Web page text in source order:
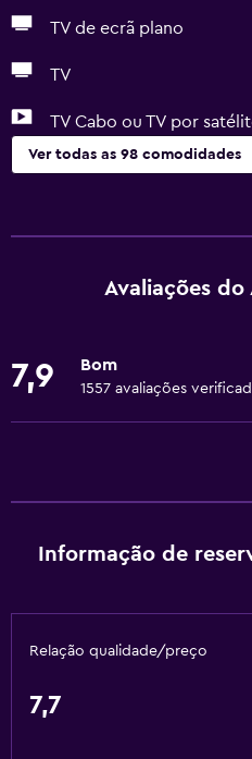
TV de ecrã plano
TV
TV Cabo ou TV por
Ver todas as 98 comodidades
Internet
Aquecimento
Champô
Atoalhados (taxa extra)
Caixotes do lixo
Avaliações do
7,9 Bom
1557 avaliações
Informação de
Relação qualidade/preço
7,7